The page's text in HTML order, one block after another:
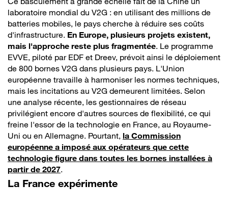
laboratoire mondial du V2G : en utilisant des millions de
batteries mobiles, le pays cherche à réduire ses coûts
d'infrastructure. En Europe, plusieurs projets existent,
mais l'approche reste plus fragmentée. Le programme
EVVE, piloté par EDF et Dreev, prévoit ainsi le déploiement
de 800 bornes V2G dans plusieurs pays. L'Union
européenne travaille à harmoniser les normes techniques,
mais les incitations au V2G demeurent limitées. Selon
une analyse récente, les gestionnaires de réseau
privilégient encore d'autres sources de flexibilité, ce qui
freine l'essor de la technologie en France, au Royaume-
Uni ou en Allemagne. Pourtant, la Commission
européenne a imposé aux opérateurs que cette
technologie figure dans toutes les bornes installées à
partir de 2027.
La France expérimente